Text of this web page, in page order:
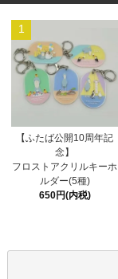
1
【ふたば公開10周年記
念】
フロストアクリルキーホ
ルダー(5種)
650円(内税)